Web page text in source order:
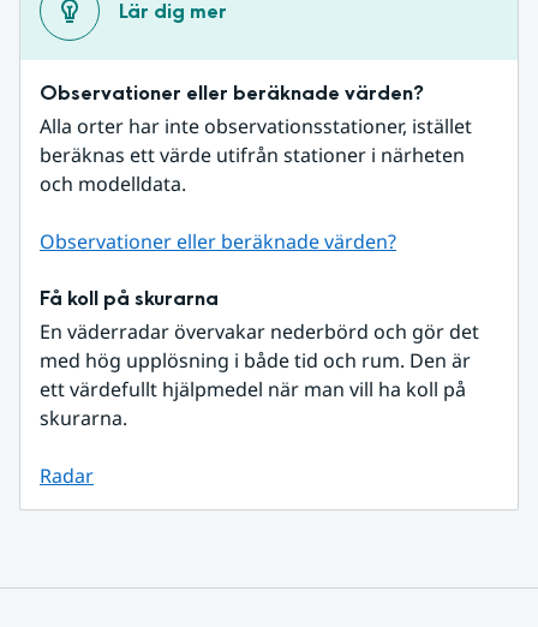
Lär dig mer
Observationer eller beräknade värden?
Alla orter har inte observationsstationer, istället
beräknas ett värde utifrån stationer i närheten
och modelldata.
Observationer eller beräknade värden?
Få koll på skurarna
En väderradar övervakar nederbörd och gör det
med hög upplösning i både tid och rum. Den är
ett värdefullt hjälpmedel när man vill ha koll på
skurarna.
Radar